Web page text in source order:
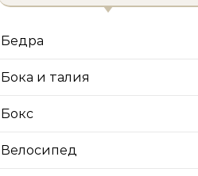
Бедра
Бока и талия
Бокс
Велосипед